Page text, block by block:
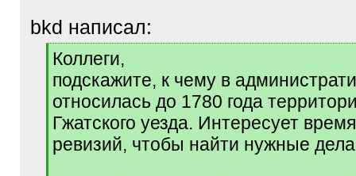
bkd написал:
[
qКоллеги,
подскажите, к чему в
относилась до 1780 года
Гжатского уезда. Интересует
ревизий, чтобы найти нужные